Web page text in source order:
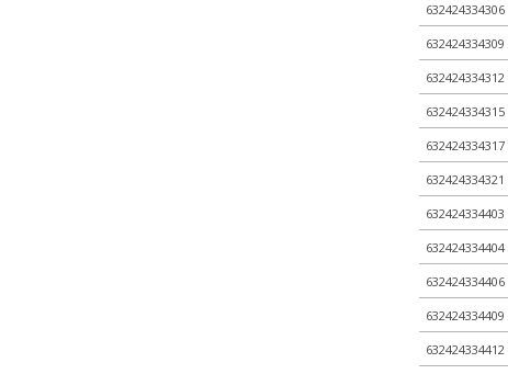
632424334306
632424334309
632424334312
632424334315
632424334317
632424334321
632424334403
632424334404
632424334406
632424334409
632424334412